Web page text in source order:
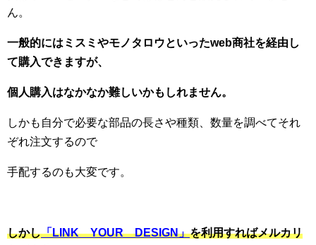
ん。
一般的にはミスミやモノタロウといったweb商社を経由し
て購入できますが、
個人購入はなかなか難しいかもしれません。
しかも自分で必要な部品の長さや種類、数量を調べてそれ
ぞれ注文するので
手配するのも大変です。
しかし「LINK YOUR DESIGN」を利用すればメルカリ